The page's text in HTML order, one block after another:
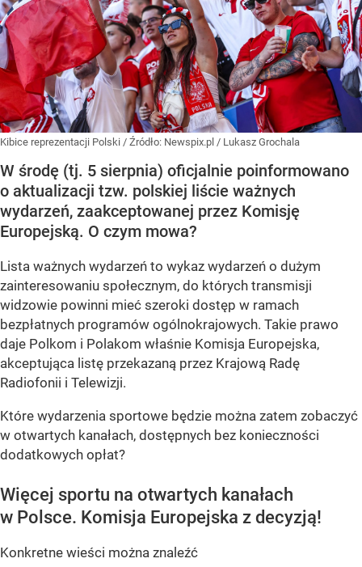
Kibice reprezentacji Polski / Źródło: Newspix.pl / Lukasz Grochala
W środę (tj. 5 sierpnia) oficjalnie poinformowano
o aktualizacji tzw. polskiej liście ważnych
wydarzeń, zaakceptowanej przez Komisję
Europejską. O czym mowa?
Lista ważnych wydarzeń to wykaz wydarzeń o dużym
zainteresowaniu społecznym, do których transmisji
widzowie powinni mieć szeroki dostęp w ramach
bezpłatnych programów ogólnokrajowych. Takie prawo
daje Polkom i Polakom właśnie Komisja Europejska,
akceptująca listę przekazaną przez Krajową Radę
Radiofonii i Telewizji.
Które wydarzenia sportowe będzie można zatem zobaczyć
w otwartych kanałach, dostępnych bez konieczności
dodatkowych opłat?
Więcej sportu na otwartych kanałach
w Polsce. Komisja Europejska z decyzją!
Konkretne wieści można znaleźć